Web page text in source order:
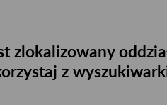
zlokalizowany
z